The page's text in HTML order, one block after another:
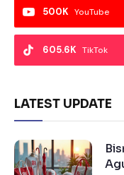
YouTube
500K
TikTok
605.6K
LATEST UPDATE